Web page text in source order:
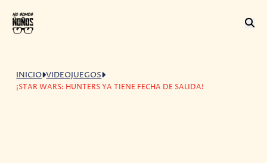
INICIO VIDEOJUEGOS
¡STAR WARS: HUNTERS YA TIENE FECHA DE SALIDA!